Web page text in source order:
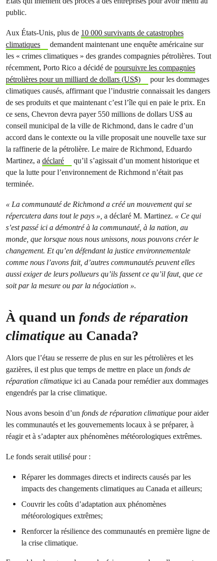
public.
Aux États-Unis, plus de 10 000 survivants de catastrophes
climatiques
demandent maintenant une enquête américaine sur
les « crimes climatiques » des grandes compagnies pétrolières. Tout
récemment, Porto Rico a décidé de poursuivre les compagnies
pétrolières pour un milliard de dollars (US$)
pour les dommages
climatiques causés, affirmant que l’industrie connaissait les dangers
de ses produits et que maintenant c’est l’île qui en paie le prix. En
ce sens, Chevron devra payer 550 millions de dollars US$ au
conseil municipal de la ville de Richmond, dans le cadre d’un
accord dans le contexte ou la ville proposait une nouvelle taxe sur
la raffinerie de la pétrolière. Le maire de Richmond, Eduardo
Martinez, a déclaré
qu’il s’agissait d’un moment historique et
que la lutte pour l’environnement de Richmond n’était pas
terminée.
« La communauté de Richmond a créé un mouvement qui se
répercutera dans tout le pays », a déclaré M. Martinez. « Ce qui
s’est passé ici a démontré à la communauté, à la nation, au
monde, que lorsque nous nous unissons, nous pouvons créer le
changement. Et qu’en défendant la justice environnementale
comme nous l’avons fait, d’autres communautés peuvent elles
aussi exiger de leurs pollueurs qu’ils fassent ce qu’il faut, que ce
soit par la mesure ou par la négociation ».
À quand un fonds de réparation
climatique au Canada?
Alors que l’étau se resserre de plus en sur les pétrolières et les
gazières, il est plus que temps de mettre en place un fonds de
réparation climatique ici au Canada pour remédier aux dommages
engendrés par la crise climatique.
Nous avons besoin d’un fonds de réparation climatique pour aider
les communautés et les gouvernements locaux à se préparer, à
réagir et à s’adapter aux phénomènes météorologiques extrêmes.
Le fonds serait utilisé pour :
Réparer les dommages directs et indirects causés par les
impacts des changements climatiques au Canada et ailleurs;
Couvrir les coûts d’adaptation aux phénomènes
météorologiques extrêmes;
Renforcer la résilience des communautés en première ligne de
la crise climatique.